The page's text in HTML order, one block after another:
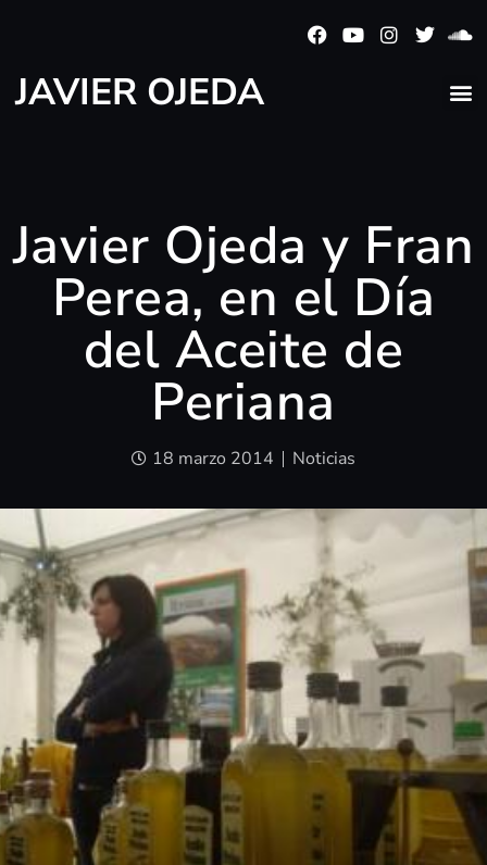
JAVIER OJEDA
Javier Ojeda y Fran
Perea, en el Día
del Aceite de
Periana
18 marzo 2014 Noticias